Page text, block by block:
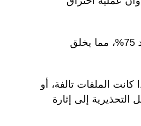
لزيادة الشعور بالخطر، تتضمن الصفحة شريط تقدم "نسخ البيانات" الذي يظهر عند 75%، مما يخلق
كانت الملفات تالفة، أو
إلى إثارة